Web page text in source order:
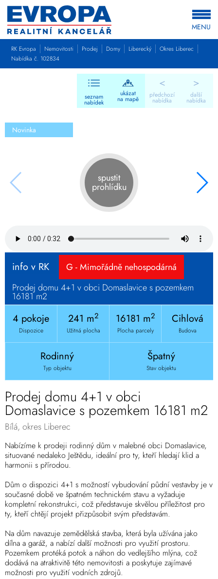
MENU
RK Evropa Nemovitosti Prodej Domy Liberecký
Okres Liberec
Nabídka č. 102834
<
předchozí
nabídka
seznam
nabídek
ukázat
na mapě
>
další
nabídka
spustit
prohlídku
Novinka
info v RK
G - Mimořádně nehospodárná
Prodej domu 4+1 v obci Domaslavice s pozemkem
16181 m2
4 pokoje
Dispozice
241 m2
Užitná plocha
16181 m2
Plocha parcely
Cihlová
Budova
Rodinný
Typ objektu
Špatný
Stav objektu
Prodej domu 4+1 v obci
Domaslavice s pozemkem 16181 m2
Bílá, okres Liberec
Nabízíme k prodeji rodinný dům v malebné obci Domaslavice,
situované nedaleko Ještědu, ideální pro ty, kteří hledají klid a
harmonii s přírodou.
Dům o dispozici 4+1 s možností vybudování půdní vestavby je v
současné době ve špatném technickém stavu a vyžaduje
kompletní rekonstrukci, což představuje skvělou příležitost pro
ty, kteří chtějí projekt přizpůsobit svým představám.
Na dům navazuje zemědělská stavba, která byla užívána jako
dílna a garáž, a nabízí další možnosti pro využití prostoru.
Pozemkem protéká potok a náhon do vedlejšího mlýna, což
dodává na atraktivitě této nemovitosti a poskytuje zajímavé
možnosti pro využití vodních zdrojů.